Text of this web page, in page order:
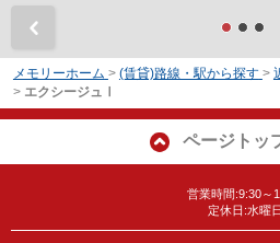
メモリーホーム > (賃貸)路線・駅から探す >
> エクシージュⅠ
ページトッ
営業時間:9:30～
定休日:水曜日